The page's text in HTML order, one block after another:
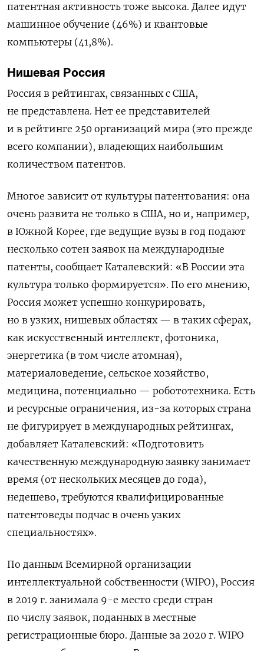
патентная активность тоже высока. Далее идут
машинное обучение (46%) и квантовые
компьютеры (41,8%).
Нишевая Россия
Россия в рейтингах, связанных с США,
не представлена. Нет ее представителей
и в рейтинге 250 организаций мира (это прежде
всего компании), владеющих наибольшим
количеством патентов.
Многое зависит от культуры патентования: она
очень развита не только в США, но и, например,
в Южной Корее, где ведущие вузы в год подают
несколько сотен заявок на международные
патенты, сообщает Каталевский: «В России эта
культура только формируется». По его мнению,
Россия может успешно конкурировать,
но в узких, нишевых областях — в таких сферах,
как искусственный интеллект, фотоника,
энергетика (в том числе атомная),
материаловедение, сельское хозяйство,
медицина, потенциально — робототехника. Есть
и ресурсные ограничения, из-за которых страна
не фигурирует в международных рейтингах,
добавляет Каталевский: «Подготовить
качественную международную заявку занимает
время (от нескольких месяцев до года),
недешево, требуются квалифицированные
патентоведы подчас в очень узких
специальностях».
По данным Всемирной организации
интеллектуальной собственности (WIPO), Россия
в 2019 г. занимала 9-е место среди стран
по числу заявок, поданных в местные
регистрационные бюро. Данные за 2020 г. WIPO